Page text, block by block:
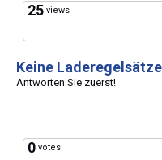
25 views
Keine
Antworten Sie zuerst!
0 votes